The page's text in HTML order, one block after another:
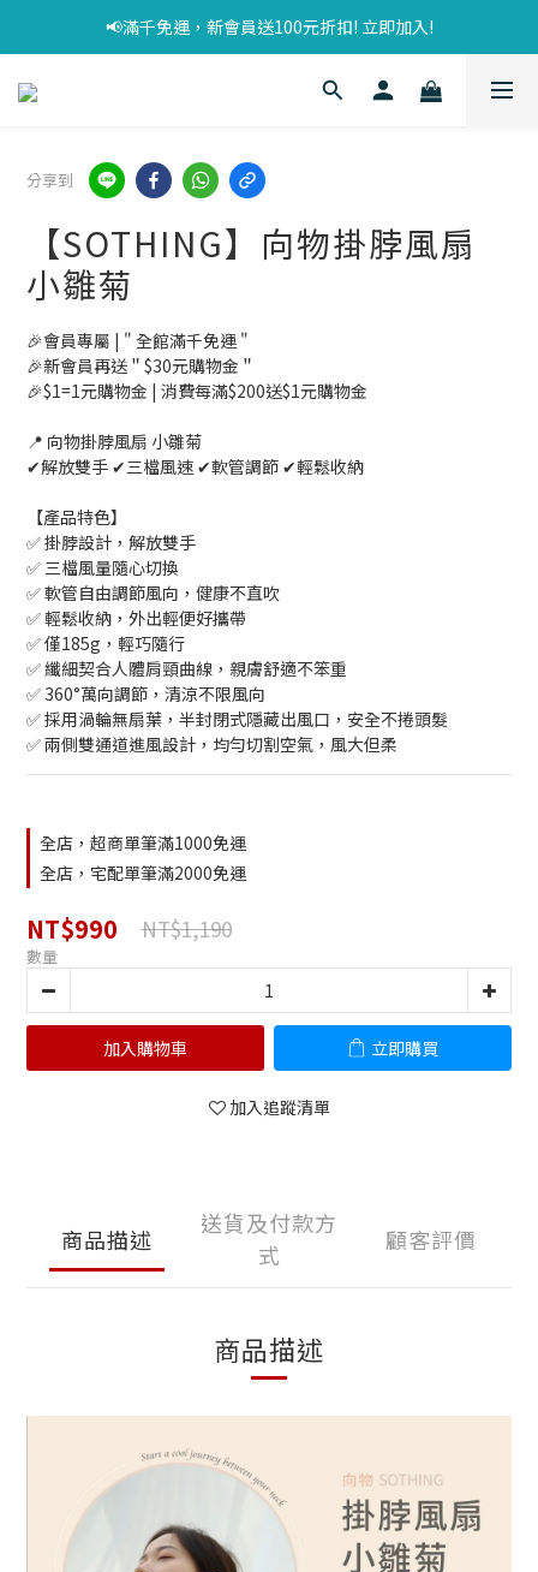
📢滿千免運，新會員送100元折扣! 立即加入!
分享到
【SOTHING】向物掛脖風扇
小雛菊
🎉會員專屬 | " 全館滿千免運 "
🎉新會員再送＂$30元購物金＂
🎉$1=1元購物金 | 消費每滿$200送$1元購物金
📍 向物掛脖風扇 小雛菊
✔解放雙手 ✔三檔風速 ✔軟管調節 ✔輕鬆收納
【產品特色】
✅ 掛脖設計，解放雙手
✅ 三檔風量隨心切換
✅ 軟管自由調節風向，健康不直吹
✅ 輕鬆收納，外出輕便好攜帶
✅ 僅185g，輕巧隨行
✅ 纖細契合人體肩頸曲線，親膚舒適不笨重
✅ 360°萬向調節，清涼不限風向
✅ 採用渦輪無扇葉，半封閉式隱藏出風口，安全不捲頭髮
✅ 兩側雙通道進風設計，均勻切割空氣，風大但柔
全店，超商單筆滿1000免運
全店，宅配單筆滿2000免運
NT$990 NT$1,190
數量
加入購物車 立即購買
加入追蹤清單
商品描述
送貨及付款方
式
顧客評價
商品描述